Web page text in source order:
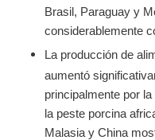
Brasil, Paraguay y
considerablemente
La producción de
aumentó
principalmente por
la peste porcina
Malasia y China